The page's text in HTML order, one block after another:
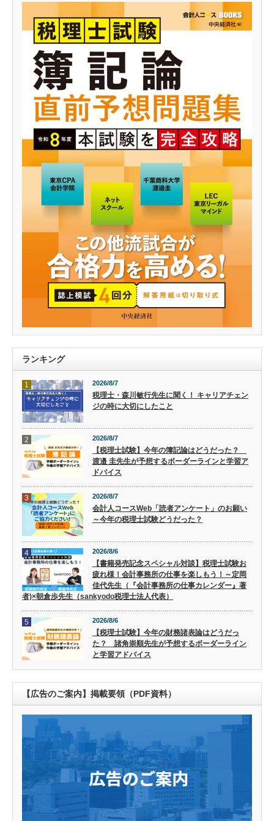
ランキング
1 2026/8/7
税理士・森川敏行先生に聞く！ キャリアチェン
ジの時に大切にしたこと
2 2026/8/7
【税理士試験】今年の簿記論はどうだった？
渡邉 圭先生が予想するボーダーラインと学習ア
ドバイス
3 2026/8/7
会計人コースWeb「読者アンケート」のお願い
～今年の税理士試験どうだった？
4 2026/8/6
【書籍発売記念スペシャル対談】税理士試験お
疲れ様！会計事務所の仕事を楽しもう！～定岡
佳代先生（『会計事務所の仕事カレンダー』著
者)×朝倉歩先生（sankyodo税理士法人代表）
5 2026/8/6
【税理士試験】今年の財務諸表論はどうだっ
た？ 諸角崇順先生が予想するボーダーライン
と学習アドバイス
【広告のご案内】掲載要領（PDF資料）